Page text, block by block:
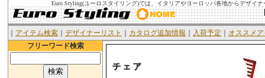
Euro Styling(ユーロスタイリング)では、イタリアやヨーロッパ各地からデザイ
アイテム検索 デザイナーリスト カタログ追加情報 入荷予定
オススメ
フリーワード検索